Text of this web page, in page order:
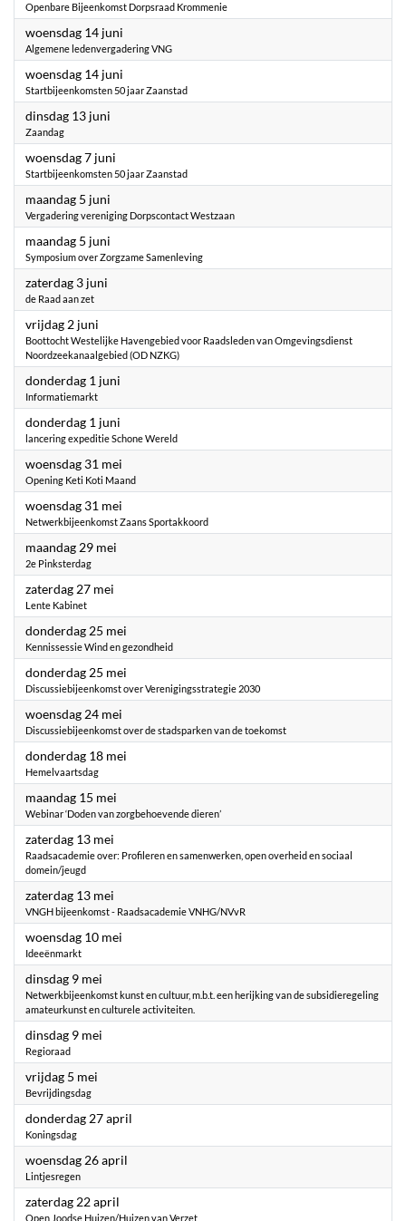
Openbare Bijeenkomst Dorpsraad Krommenie
woensdag 14 juni
Algemene ledenvergadering VNG
woensdag 14 juni
Startbijeenkomsten 50 jaar Zaanstad
dinsdag 13 juni
Zaandag
woensdag 7 juni
Startbijeenkomsten 50 jaar Zaanstad
maandag 5 juni
Vergadering vereniging Dorpscontact Westzaan
maandag 5 juni
Symposium over Zorgzame Samenleving
zaterdag 3 juni
de Raad aan zet
vrijdag 2 juni
Boottocht Westelijke Havengebied voor Raadsleden van Omgevingsdienst
Noordzeekanaalgebied (OD NZKG)
donderdag 1 juni
Informatiemarkt
donderdag 1 juni
lancering expeditie Schone Wereld
woensdag 31 mei
Opening Keti Koti Maand
woensdag 31 mei
Netwerkbijeenkomst Zaans Sportakkoord
maandag 29 mei
2e Pinksterdag
zaterdag 27 mei
Lente Kabinet
donderdag 25 mei
Kennissessie Wind en gezondheid
donderdag 25 mei
Discussiebijeenkomst over Verenigingsstrategie 2030
woensdag 24 mei
Discussiebijeenkomst over de stadsparken van de toekomst
donderdag 18 mei
Hemelvaartsdag
maandag 15 mei
Webinar ‘Doden van zorgbehoevende dieren’
zaterdag 13 mei
Raadsacademie over: Profileren en samenwerken, open overheid en sociaal
domein/jeugd
zaterdag 13 mei
VNGH bijeenkomst - Raadsacademie VNHG/NVvR
woensdag 10 mei
Ideeënmarkt
dinsdag 9 mei
Netwerkbijeenkomst kunst en cultuur, m.b.t. een herijking van de subsidieregeling
amateurkunst en culturele activiteiten.
dinsdag 9 mei
Regioraad
vrijdag 5 mei
Bevrijdingsdag
donderdag 27 april
Koningsdag
woensdag 26 april
Lintjesregen
zaterdag 22 april
Open Joodse Huizen/Huizen van Verzet